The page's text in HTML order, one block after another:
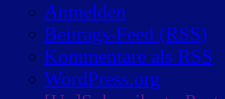
Anmelden
Beitrags-Feed (RSS)
Kommentare als RSS
WordPress.org